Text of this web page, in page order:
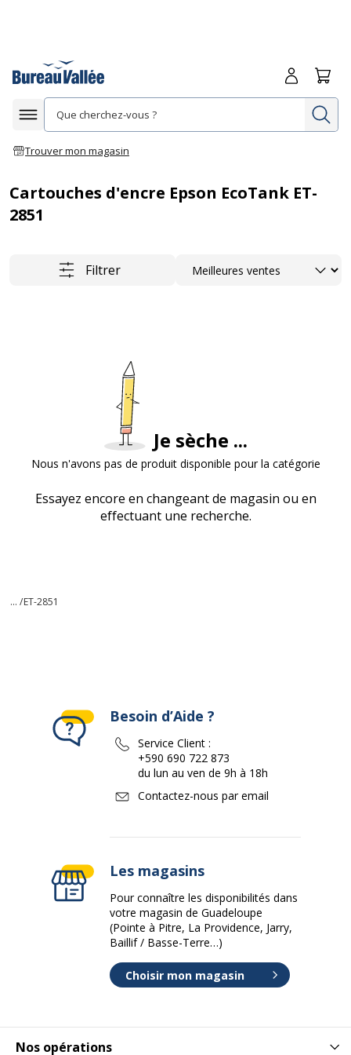
Afficher la navigation
Trouver mon magasin
Me
Cartouches d'encre Epson EcoTank ET-
2851
Filtrer Trier
Je sèche ...
Nous n'avons pas de produit disponible pour la catégorie
Essayez encore en changeant de magasin ou en
effectuant une recherche.
... /ET-2851
Nos opérations
Besoin d’Aide ?
Service Client :
+590 690 722 873
du lun au ven de 9h à 18h
Contactez-nous par email
Les magasins
Pour connaître les disponibilités dans
votre magasin de Guadeloupe
(Pointe à Pitre, La Providence, Jarry,
Baillif / Basse-Terre…)
Choisir mon magasin